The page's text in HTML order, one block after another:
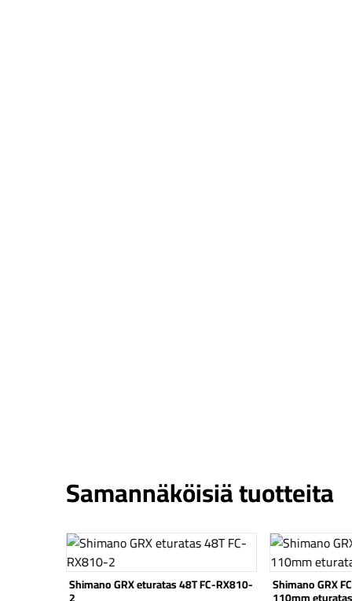
Samannäköisiä tuotteita
Katso tuote
Shimano GRX eturatas 48T FC-RX810-
Katso tuote
Shimano GRX